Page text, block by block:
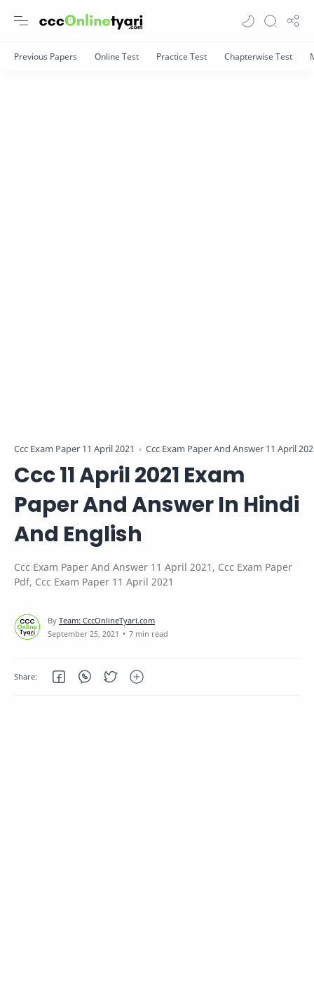
Ccc Exam Paper 11 April 2021 Ccc Exam Paper And Answer 11 April
Ccc 11 April 2021 Exam
Paper And Answer In Hindi
And English
Ccc Exam Paper And Answer 11 April 2021, Ccc Exam Paper
Pdf, Ccc Exam Paper 11 April 2021
7 min read